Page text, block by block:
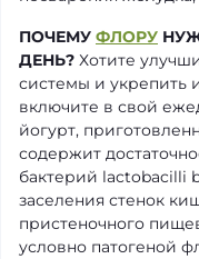
ПОЧЕМУ ФЛОРУ
ДЕНЬ? Хотите
системы и укрепить
включите в свой
йогурт,
содержит
бактерий lactobacilli
заселения стенок
пристеночного
условно патогеной